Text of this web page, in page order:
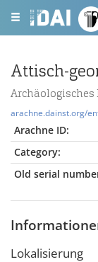
Attisch-
Archäologisches
arachne.dainst.org/
Arachne ID:
Category:
Old serial
Lokalisierung